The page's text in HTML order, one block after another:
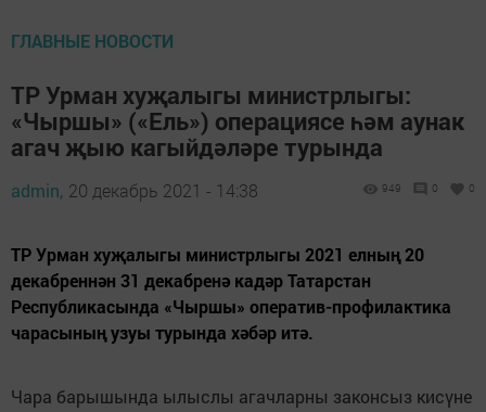
ГЛАВНЫЕ НОВОСТИ
ТР Урман хуҗалыгы министрлыгы:
«Чыршы» («Ель») операциясе һәм аунак
агач җыю кагыйдәләре турында
admin, 20 декабрь 2021 - 14:38 949 0 0
ТР Урман хуҗалыгы министрлыгы 2021 елның 20
декабреннән 31 декабренә кадәр Татарстан
Республикасында «Чыршы» оператив-профилактика
чарасының узуы турында хәбәр итә.
Чара барышында ылыслы агачларны законсыз кисүне